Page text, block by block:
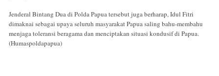
Jenderal Bintang Dua di Polda Papua tersebut juga berharap, Idul Fitri
dimaknai sebagai upaya seluruh masyarakat Papua saling bahu-membahu
menjaga toleransi beragama dan menciptakan situasi kondusif di Papua.
(Humaspoldapapua)